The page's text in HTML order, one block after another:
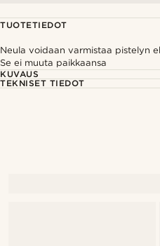
TUOTETIEDOT
Neula voidaan varmistaa pistelyn
Se ei muuta paikkaansa
KUVAUS
TEKNISET TIEDOT